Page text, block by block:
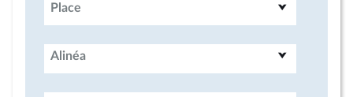
Place
Alinéa